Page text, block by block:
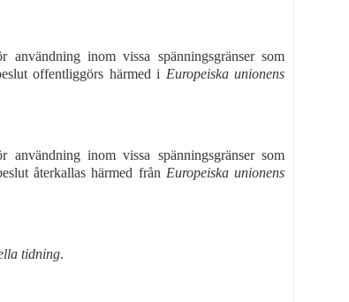
inom vissa spänningsgränser som
offentliggörs härmed i Europeiska unionens
inom vissa spänningsgränser som
återkallas härmed från Europeiska unionens
tidning.